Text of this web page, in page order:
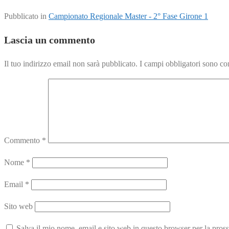
Pubblicato in Campionato Regionale Master - 2° Fase Girone 1
Lascia un commento
Il tuo indirizzo email non sarà pubblicato. I campi obbligatori sono
Commento *
Nome *
Email *
Sito web